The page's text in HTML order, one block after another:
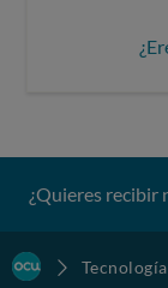
¿Quieres recibir